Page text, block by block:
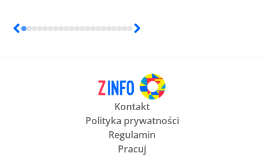
Kontakt
Polityka prywatności
Regulamin
Pracuj